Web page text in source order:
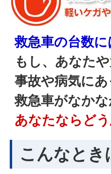
救急車の台数
もし、あなた
事故や病気に
救急車がなか
あなたならど
こんなとき